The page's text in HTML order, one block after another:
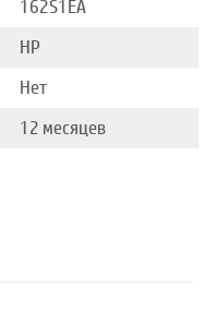
162S1EA
HP
Нет
12 месяцев